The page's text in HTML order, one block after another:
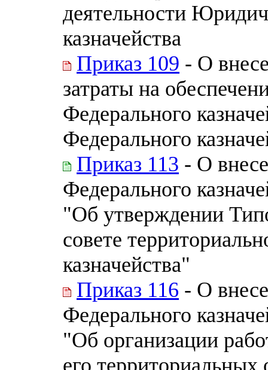
деятельности
казначейства
Приказ 109 - О
затраты на
Федерального
Федерального
Приказ 113 - О
Федерального
"Об утверждении
совете
казначейства"
Приказ 116 - О
Федерального
"Об организации
его территориальных